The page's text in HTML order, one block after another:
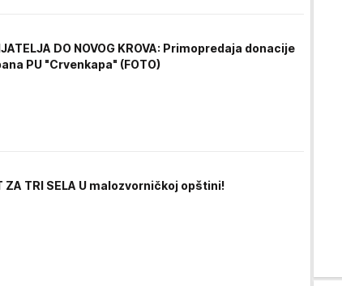
DO NOVOG KROVA: Primopredaja donacije
PU "Crvenkapa" (FOTO)
ZA TRI SELA U malozvorničkoj opštini!